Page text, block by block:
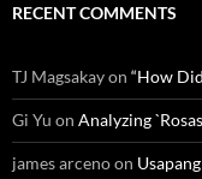
RECENT COMMENTS
TJ Magsakayon “How
Gi Yu on Analyzing
james arcenoon